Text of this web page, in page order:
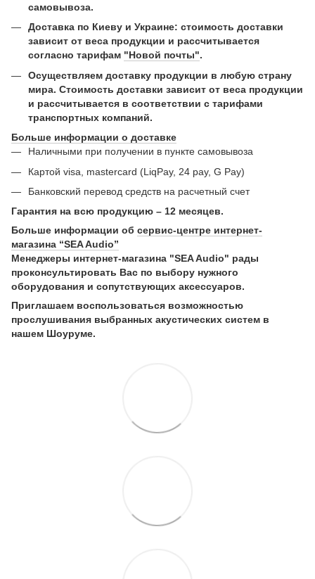
самовывоза.
Доставка по Киеву и Украине: стоимость доставки
зависит от веса продукции и рассчитывается
согласно тарифам "Новой почты".
Осуществляем доставку продукции в любую страну
мира. Стоимость доставки зависит от веса продукции
и рассчитывается в соответствии с тарифами
транспортных компаний.
Больше информации о доставке
Наличными при получении в пункте самовывоза
Картой visa, mastercard (LiqPay, 24 pay, G Pay)
Банковский перевод средств на расчетный счет
Гарантия на всю продукцию – 12 месяцев.
Больше информации об сервис-центре интернет-
магазина “SEA Audio”
Менеджеры интернет-магазина "SEA Audio" рады
проконсультировать Вас по выбору нужного
оборудования и сопутствующих аксессуаров.
Приглашаем воспользоваться возможностью
прослушивания выбранных акустических систем в
нашем Шоуруме.